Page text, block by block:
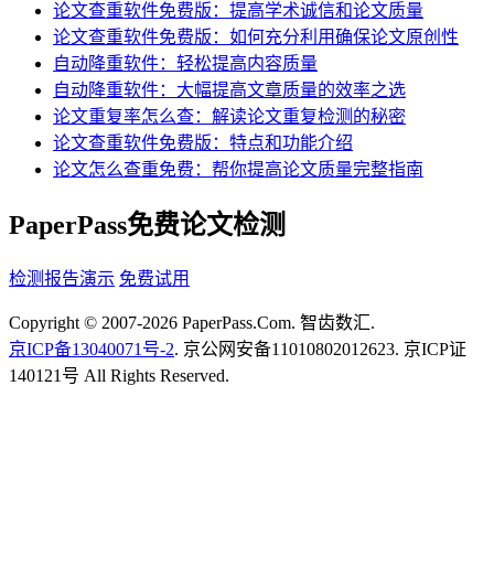
论文查重软件免费版：提高学术诚信和论文质量
论文查重软件免费版：如何充分利用确保论文原创性
自动降重软件：轻松提高内容质量
自动降重软件：大幅提高文章质量的效率之选
论文重复率怎么查：解读论文重复检测的秘密
论文查重软件免费版：特点和功能介绍
论文怎么查重免费：帮你提高论文质量完整指南
PaperPass免费论文检测
检测报告演示 免费试用
Copyright © 2007-2026 PaperPass.Com. 智齿数汇.
京ICP备13040071号-2. 京公网安备11010802012623. 京ICP证
140121号 All Rights Reserved.